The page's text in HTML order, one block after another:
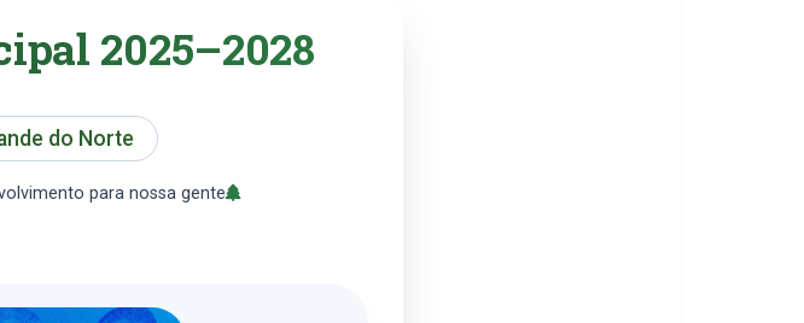
2025–2028
do Norte
para nossa gente